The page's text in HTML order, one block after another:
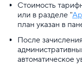
Стоимость
или в разделе "
план указан в
После
автоматическое